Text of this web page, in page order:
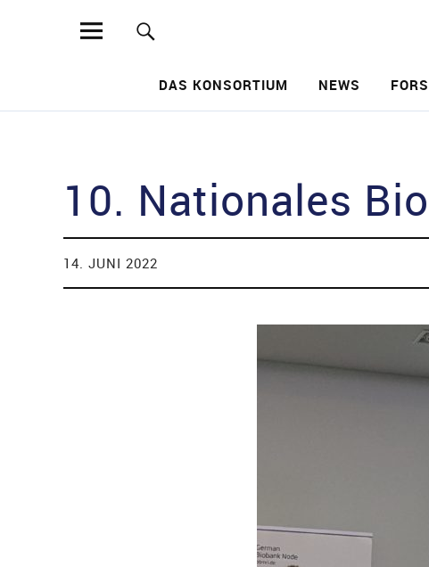
MIRACUM
DAS KONSORTIUM NEWS
10. Nationales
14. JUNI 2022